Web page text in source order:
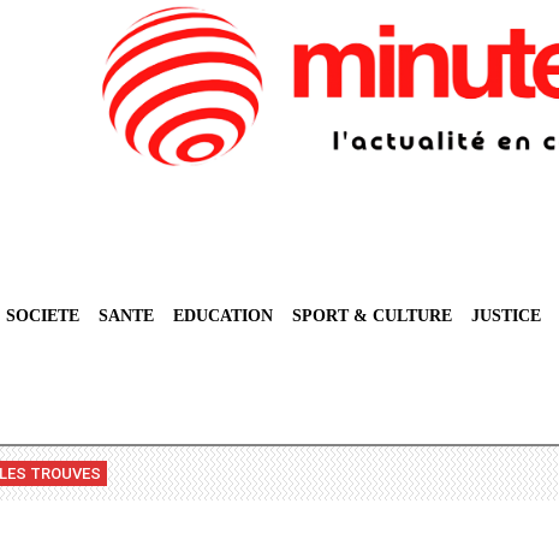
SOCIETE SANTE EDUCATION SPORT & CULTURE JUSTICE
TROUVES